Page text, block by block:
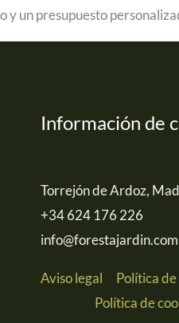
un presupuesto
Información de
Torrejón de Ardoz,
+34 624 176 226
info@forestajardin.com
Aviso legal
Política
Política de